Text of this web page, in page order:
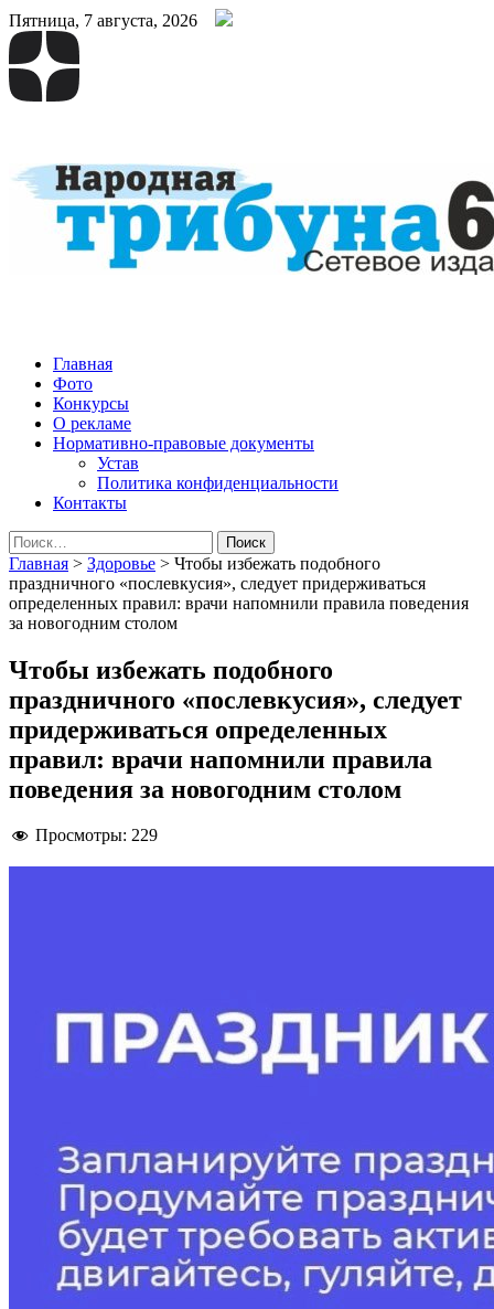
Пятница, 7 августа, 2026
Народная трибуна
Калининская районная газета
Главная
Фото
Конкурсы
О рекламе
Нормативно-правовые документы
Устав
Политика конфиденциальности
Контакты
Найти:
Главная > Здоровье > Чтобы избежать подобного
праздничного «послевкусия», следует придерживаться
определенных правил: врачи напомнили правила поведения
за новогодним столом
Чтобы избежать подобного
праздничного «послевкусия», следует
придерживаться определенных
правил: врачи напомнили правила
поведения за новогодним столом
Просмотры: 229